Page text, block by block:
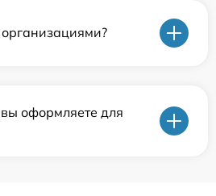
оформляете для